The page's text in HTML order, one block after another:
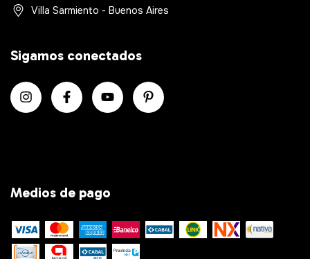
Villa Sarmiento - Buenos Aires
Sigamos conectados
Medios de pago